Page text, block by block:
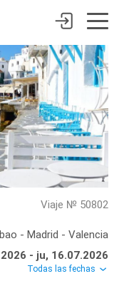
Viaje № 50802
- Madrid - Valencia
- ju, 16.07.2026
Todas las fechas